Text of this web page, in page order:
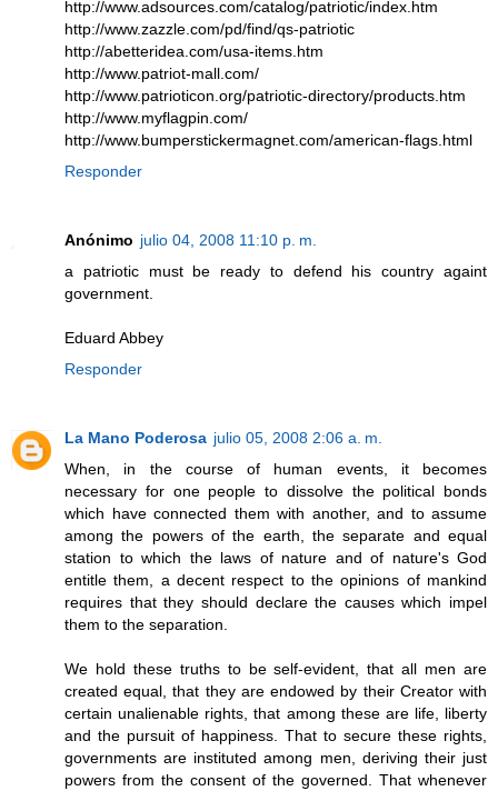
http://www.adsources.com/catalog/patriotic/index.htm
http://www.zazzle.com/pd/find/qs-patriotic
http://abetteridea.com/usa-items.htm
http://www.patriot-mall.com/
http://www.patrioticon.org/patriotic-directory/products.htm
http://www.myflagpin.com/
http://www.bumperstickermagnet.com/american-flags.html
Responder
Anónimo julio 04, 2008 11:10 p. m.
a patriotic must be ready to defend his country againt
government.
Eduard Abbey
Responder
La Mano Poderosa julio 05, 2008 2:06 a. m.
When, in the course of human events, it becomes
necessary for one people to dissolve the political bonds
which have connected them with another, and to assume
among the powers of the earth, the separate and equal
station to which the laws of nature and of nature's God
entitle them, a decent respect to the opinions of mankind
requires that they should declare the causes which impel
them to the separation.
We hold these truths to be self-evident, that all men are
created equal, that they are endowed by their Creator with
certain unalienable rights, that among these are life, liberty
and the pursuit of happiness. That to secure these rights,
governments are instituted among men, deriving their just
powers from the consent of the governed. That whenever